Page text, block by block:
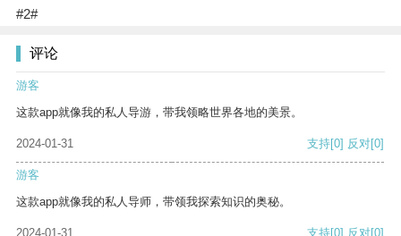
#2#
评论
游客
这款app就像我的私人导游，带我领略世界各地的美景。
2024-01-31 支持[0] 反对[0]
游客
这款app就像我的私人导师，带领我探索知识的奥秘。
2024-01-31 支持[0] 反对[0]